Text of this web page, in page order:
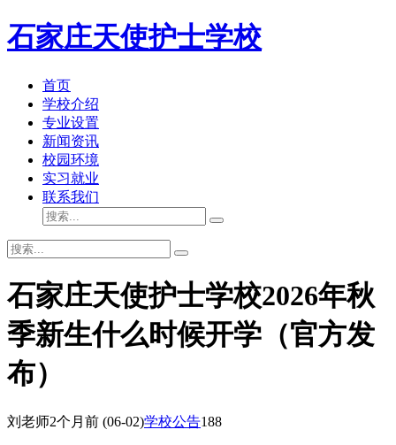
石家庄天使护士学校
首页
学校介绍
专业设置
新闻资讯
校园环境
实习就业
联系我们
石家庄天使护士学校2026年秋
季新生什么时候开学（官方发
布）
刘老师2个月前 (06-02)学校公告188